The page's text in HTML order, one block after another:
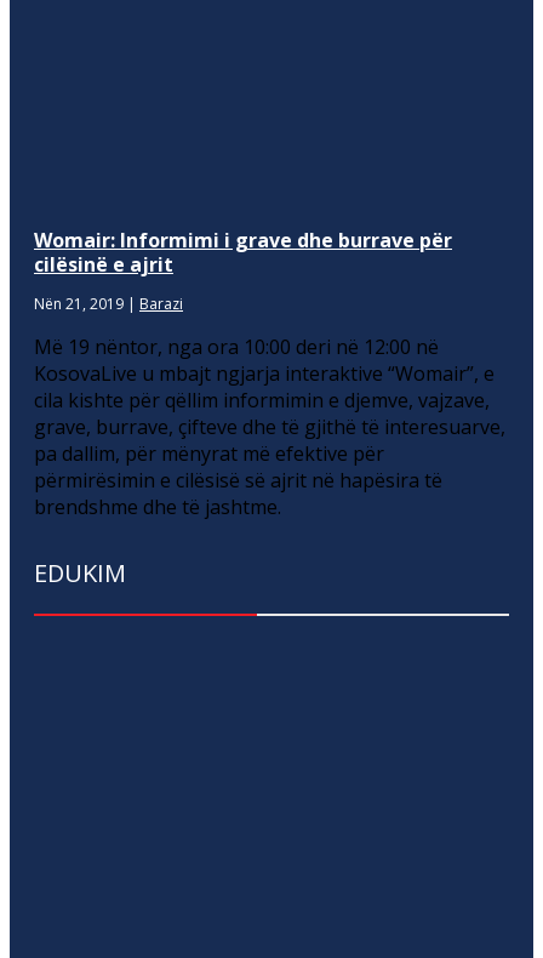
Womair: Informimi i grave dhe burrave për
cilësinë e ajrit
Nën 21, 2019 | Barazi
Më 19 nëntor, nga ora 10:00 deri në 12:00 në
KosovaLive u mbajt ngjarja interaktive “Womair”, e
cila kishte për qëllim informimin e djemve, vajzave,
grave, burrave, çifteve dhe të gjithë të interesuarve,
pa dallim, për mënyrat më efektive për
përmirësimin e cilësisë së ajrit në hapësira të
brendshme dhe të jashtme.
EDUKIM